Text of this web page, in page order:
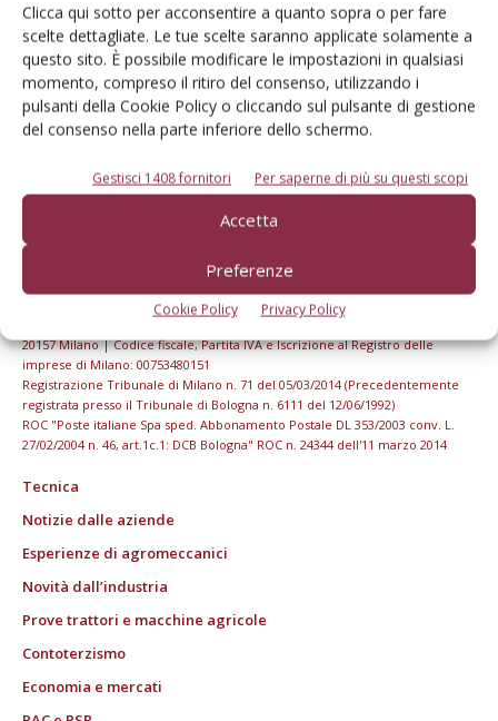
Clicca qui sotto per acconsentire a quanto sopra o per fare
scelte dettagliate. Le tue scelte saranno applicate solamente a
questo sito. È possibile modificare le impostazioni in qualsiasi
momento, compreso il ritiro del consenso, utilizzando i
pulsanti della Cookie Policy o cliccando sul pulsante di gestione
del consenso nella parte inferiore dello schermo.
Gestisci 1408 fornitori Per saperne di più su questi scopi
Accetta
Preferenze
Cookie Policy Privacy Policy
20157 Milano | Codice fiscale, Partita IVA e Iscrizione al Registro delle
imprese di Milano: 00753480151
Registrazione Tribunale di Milano n. 71 del 05/03/2014 (Precedentemente
registrata presso il Tribunale di Bologna n. 6111 del 12/06/1992)
ROC "Poste italiane Spa sped. Abbonamento Postale DL 353/2003 conv. L.
27/02/2004 n. 46, art.1c.1: DCB Bologna" ROC n. 24344 dell'11 marzo 2014
Tecnica
Notizie dalle aziende
Esperienze di agromeccanici
Novità dall’industria
Prove trattori e macchine agricole
Contoterzismo
Economia e mercati